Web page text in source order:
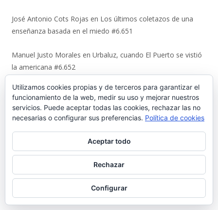
José Antonio Cots Rojas en Los últimos coletazos de una
enseñanza basada en el miedo #6.651
Manuel Justo Morales en Urbaluz, cuando El Puerto se vistió
la americana #6.652
Juan Carlos Neva DelgadoenUrbaluz, cuando El Puerto se
vistió la americana #6.652
vistió la americana #6.652
Utilizamos cookies propias y de terceros para garantizar el
funcionamiento de la web, medir su uso y mejorar nuestros
servicios. Puede aceptar todas las cookies, rechazar las no
necesarias o configurar sus preferencias. Política de cookies
Aceptar todo
Rechazar
Configurar